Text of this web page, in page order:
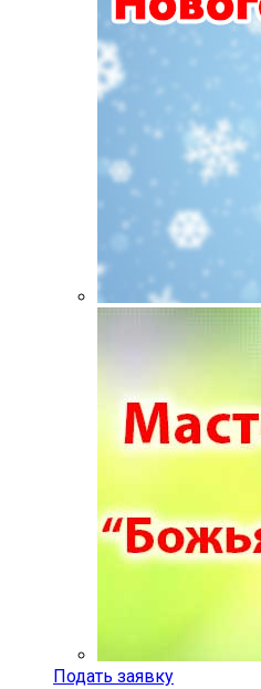
Подать заявку